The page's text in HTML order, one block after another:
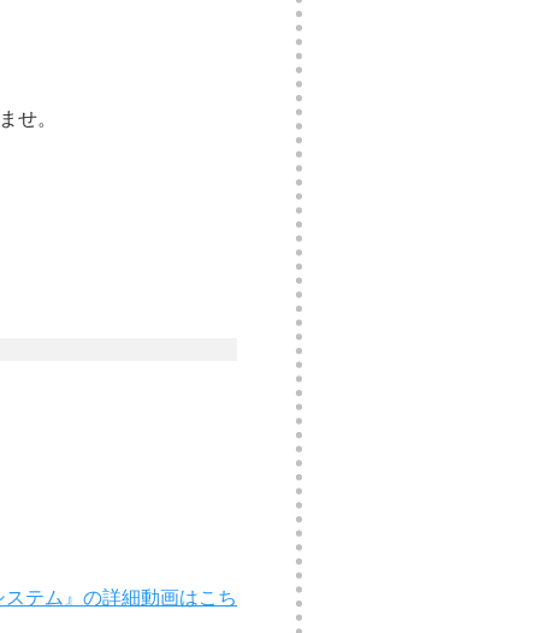
せ。
テム』の詳細動画はこち